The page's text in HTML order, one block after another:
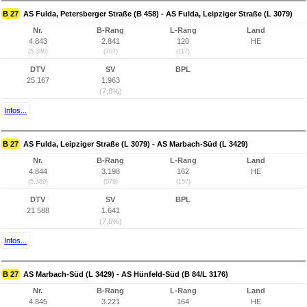
B 27 AS Fulda, Petersberger Straße (B 458) - AS Fulda, Leipziger Straße (L 3079)
Nr.
4.843
(5.388)
B-Rang
2.841
(707)
L-Rang
120
(117)
Land
HE
DTV
25.167
SV
1.963
(7,8%)
BPL
Infos...
B 27 AS Fulda, Leipziger Straße (L 3079) - AS Marbach-Süd (L 3429)
Nr.
4.844
(5.389)
B-Rang
3.198
(978)
L-Rang
162
(157)
Land
HE
DTV
21.588
SV
1.641
(7,6%)
BPL
Infos...
B 27 AS Marbach-Süd (L 3429) - AS Hünfeld-Süd (B 84/L 3176)
Nr.
4.845
B-Rang
3.221
L-Rang
164
Land
HE